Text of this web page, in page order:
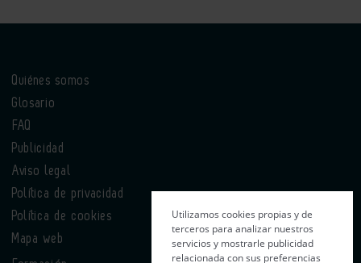
Quiénes somos
Glosario
FAQ
Publicidad
Aviso legal
Política de privacidad
Política de cookies
Mapa web
Utilizamos cookies propias y de
terceros para analizar nuestros
servicios y mostrarle publicidad
relacionada con sus preferencias